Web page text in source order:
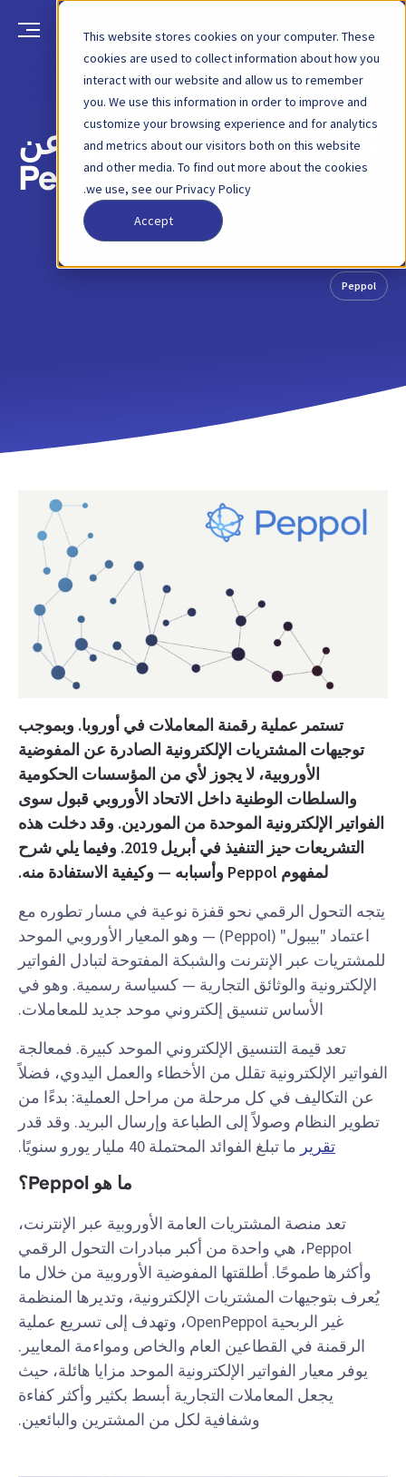
This website stores cookies on your computer. These
cookies are used to collect information about how you
interact with our website and allow us to remember
you. We use this information in order to improve and
customize your browsing experience and for analytics
and metrics about our visitors both on this website
and other media. To find out more about the cookies
we use, see our Privacy Policy.
Accept
العودةمنشور مدونة 18 يونيو 2018
4 أشياء يجب أن تعرفها عن
Peppol
Peppol
تستمر عملية رقمنة المعاملات في أوروبا. وبموجب
توجيهات المشتريات الإلكترونية الصادرة عن المفوضية
الأوروبية، لا يجوز لأي من المؤسسات الحكومية
والسلطات الوطنية داخل الاتحاد الأوروبي قبول سوى
الفواتير الإلكترونية الموحدة من الموردين. وقد دخلت هذه
التشريعات حيز التنفيذ في أبريل 2019. وفيما يلي شرح
لمفهوم Peppol وأسبابه — وكيفية الاستفادة منه.
يتجه التحول الرقمي نحو قفزة نوعية في مسار تطوره مع
اعتماد "بيبول" (Peppol) — وهو المعيار الأوروبي الموحد
للمشتريات عبر الإنترنت والشبكة المفتوحة لتبادل الفواتير
الإلكترونية والوثائق التجارية — كسياسة رسمية. وهو في
الأساس تنسيق إلكتروني موحد جديد للمعاملات.
تعد قيمة التنسيق الإلكتروني الموحد كبيرة. فمعالجة
الفواتير الإلكترونية تقلل من الأخطاء والعمل اليدوي، فضلاً
عن التكاليف في كل مرحلة من مراحل العملية: بدءًا من
تطوير النظام وصولاً إلى الطباعة وإرسال البريد. وقد قدر
تقرير ما تبلغ الفوائد المحتملة 40 مليار يورو سنويًا.
ما هو Peppol؟
تعد منصة المشتريات العامة الأوروبية عبر الإنترنت،
Peppol، هي واحدة من أكبر مبادرات التحول الرقمي
وأكثرها طموحًا. أطلقتها المفوضية الأوروبية من خلال ما
يُعرف بتوجيهات المشتريات الإلكترونية، وتديرها المنظمة
غير الربحية OpenPeppol، وتهدف إلى تسريع عملية
الرقمنة في القطاعين العام والخاص ومواءمة المعايير.
يوفر معيار الفواتير الإلكترونية الموحد مزايا هائلة، حيث
يجعل المعاملات التجارية أبسط بكثير وأكثر كفاءة
وشفافية لكل من المشترين والبائعين.